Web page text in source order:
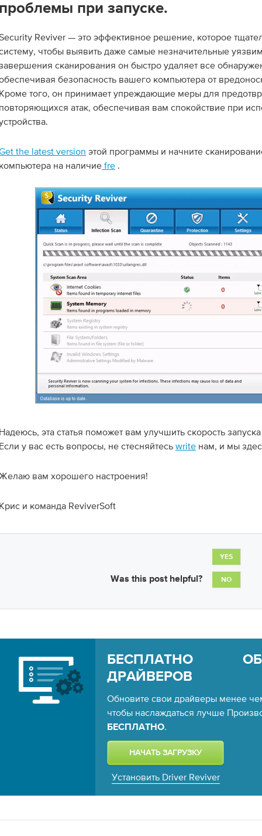
при запуске.
Reviver — это эффективное решение, которое
чтобы выявить даже самые незначительные
сканирования он быстро удаляет все
безопасность вашего компьютера от
того, он принимает упреждающие меры для
атак, обеспечивая вам спокойствие при
the latest version этой программы и начните
на наличие fre .
эта статья поможет вам улучшить скорость
у вас есть вопросы, не стесняйтесь write нам, и мы
вам хорошего настроения!
и команда ReviverSoft
Was this post helpful?
YES
NO
БЕСПЛАТНО
ДРАЙВЕРОВ
Обновите свои драйверы менее
чтобы наслаждаться лучше
БЕСПЛАТНО.
Установить Driver Reviver